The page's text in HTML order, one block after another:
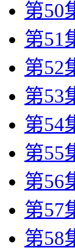
第50
第51
第52
第53
第54
第55
第56
第57
第58